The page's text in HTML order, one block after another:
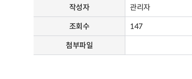
작성자 관리자
조회수
147
첨부파일